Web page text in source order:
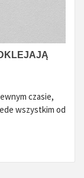
czasie,
wszystkim od